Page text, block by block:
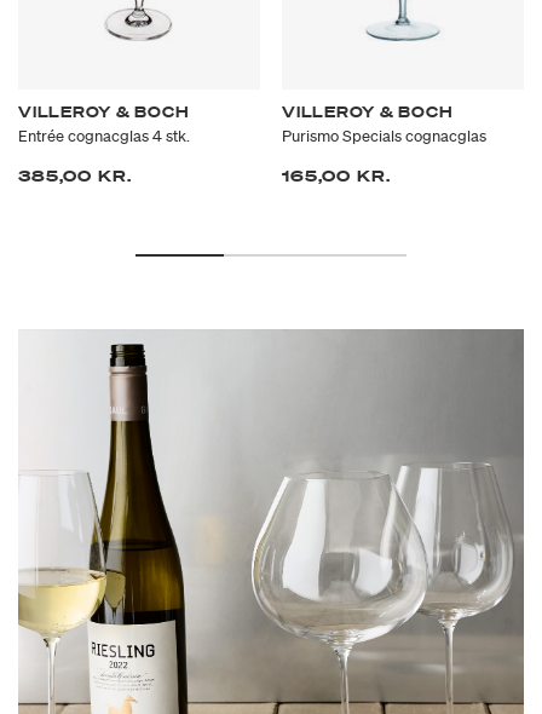
VILLEROY & BOCH
Entrée cognacglas 4 stk.
385,00 KR.
VILLEROY & BOCH
Purismo Specials cognacglas
165,00 KR.